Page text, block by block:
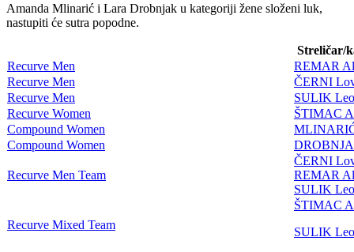
Amanda Mlinarić i Lara Drobnjak u kategoriji žene složeni luk,
nastupiti će sutra popodne.
Streličar/
Recurve Men
REMAR
Recurve Men
ČERNI
Recurve Men
SULIK Leo
Recurve Women
ŠTIMAC
Compound Women
Compound Women
Recurve Men Team
ČERNI
REMAR
SULIK Leo
Recurve Mixed Team
ŠTIMAC
SULIK Leo